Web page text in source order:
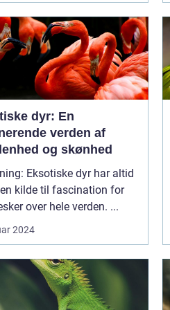
dyr: En
verden af
og skønhed
dyr har altid
kilde til fascination for
over hele verden. ...
2024